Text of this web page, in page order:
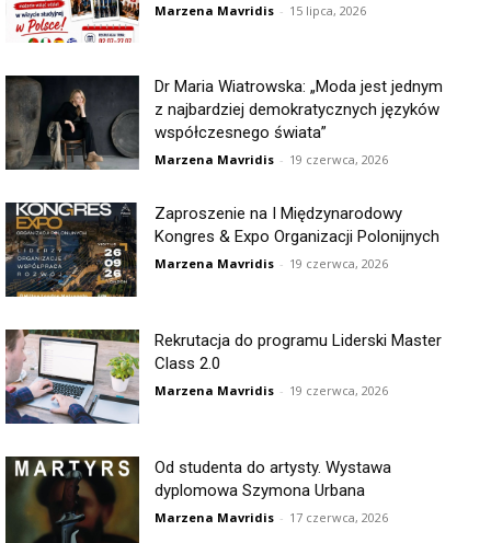
Marzena Mavridis - 15 lipca, 2026
Dr Maria Wiatrowska: „Moda jest jednym
z najbardziej demokratycznych języków
współczesnego świata”
Marzena Mavridis - 19 czerwca, 2026
Zaproszenie na I Międzynarodowy
Kongres & Expo Organizacji Polonijnych
Marzena Mavridis - 19 czerwca, 2026
Rekrutacja do programu Liderski Master
Class 2.0
Marzena Mavridis - 19 czerwca, 2026
Od studenta do artysty. Wystawa
dyplomowa Szymona Urbana
Marzena Mavridis - 17 czerwca, 2026